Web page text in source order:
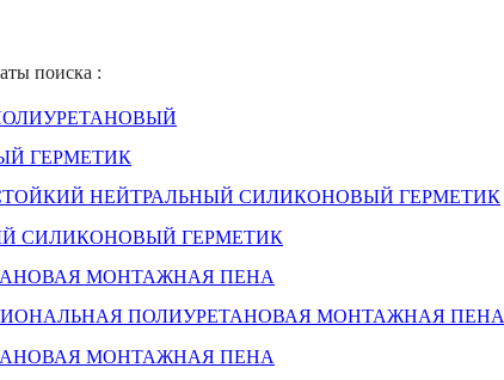
поиска :
ГЕРМЕТИК
НЕЙТРАЛЬНЫЙ СИЛИКОНОВЫЙ ГЕРМЕТИК
СИЛИКОНОВЫЙ ГЕРМЕТИК
МОНТАЖНАЯ ПЕНА
ПОЛИУРЕТАНОВАЯ МОНТАЖНАЯ ПЕНА
МОНТАЖНАЯ ПЕНА